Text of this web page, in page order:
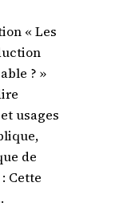
« Les
? »
usages
de
Cette